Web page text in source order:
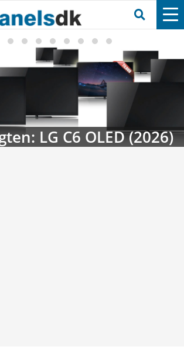
LG C6 OLED (2026)